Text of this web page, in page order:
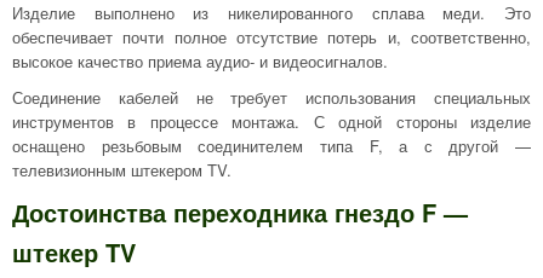
Изделие выполнено из никелированного сплава меди. Это
обеспечивает почти полное отсутствие потерь и, соответственно,
высокое качество приема аудио- и видеосигналов.
Соединение кабелей не требует использования специальных
инструментов в процессе монтажа. С одной стороны изделие
оснащено резьбовым соединителем типа F, а с другой —
телевизионным штекером TV.
Достоинства переходника гнездо F —
штекер TV